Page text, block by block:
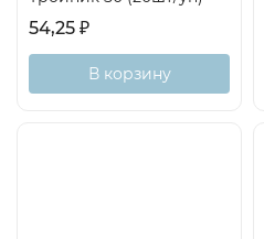
54,25 ₽
В корзину